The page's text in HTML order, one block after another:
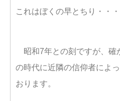
これはぼくの早とちり・・・
昭和7年との刻ですが、確
の時代に近隣の信仰者によ
おります。